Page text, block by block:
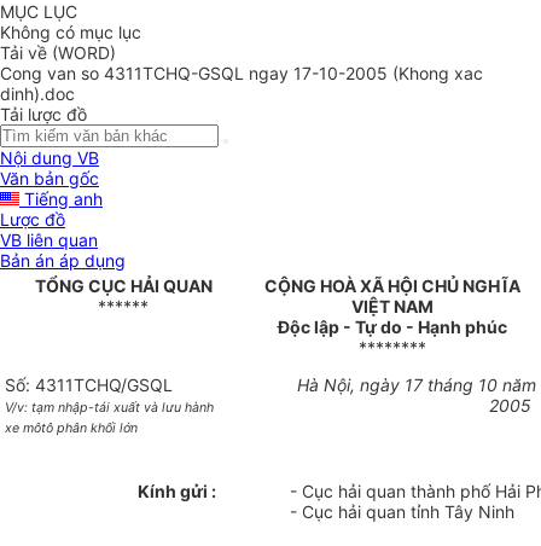
MỤC LỤC
Không có mục lục
Tải về (WORD)
Cong van so 4311TCHQ-GSQL ngay 17-10-2005 (Khong xac
dinh).doc
Tải lược đồ
Nội dung VB
Văn bản gốc
Tiếng anh
Lược đồ
VB liên quan
Bản án áp dụng
TỔNG CỤC HẢI QUAN
******
CỘNG HOÀ XÃ HỘI CHỦ NGHĨA
VIỆT NAM
Độc lập - Tự do - Hạnh phúc
********
Số: 4311TCHQ/GSQL
V/v: tạm nhập-tái xuất và lưu hành
xe môtô phân khối lớn
Hà Nội, ngày 17 tháng 10 năm
2005
Kính gửi :
- Cục hải quan thành phố Hải
- Cục hải quan tỉnh Tây Ninh